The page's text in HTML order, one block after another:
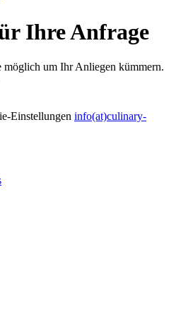
Ihre Anfrage
möglich um Ihr Anliegen kümmern.
Einstellungen info(at)culinary-